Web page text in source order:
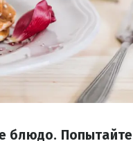
блюдо.